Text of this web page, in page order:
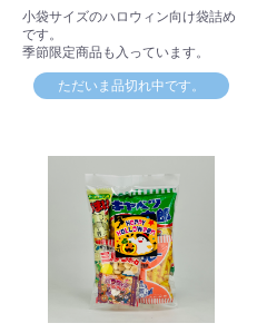
小袋サイズのハロウィン向け袋詰め
です。
季節限定商品も入っています。
ただいま品切れ中です。